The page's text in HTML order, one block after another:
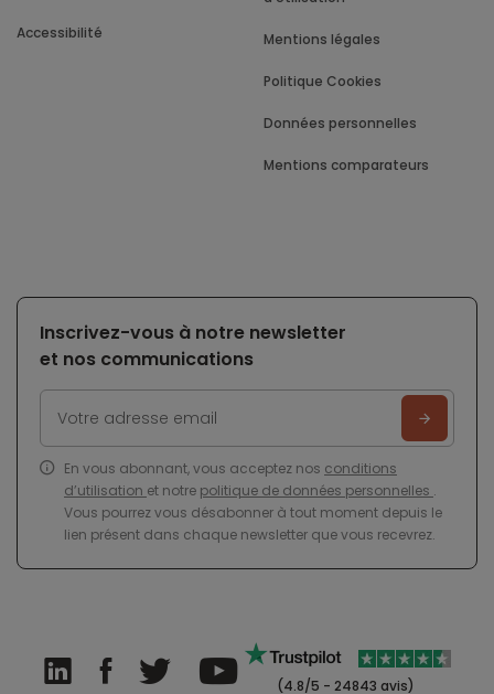
Accessibilité Mentions légales
Politique Cookies
Données personnelles
Mentions comparateurs
Inscrivez-vous à notre newsletter
et nos communications
En vous abonnant, vous acceptez nos conditions
d’utilisation et notre politique de données personnelles .
Vous pourrez vous désabonner à tout moment depuis le
lien présent dans chaque newsletter que vous recevrez.
(4.8/5 - 24843 avis)